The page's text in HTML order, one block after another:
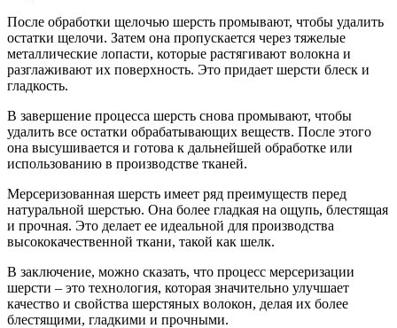
После обработки щелочью шерсть промывают, чтобы удалить
остатки щелочи. Затем она пропускается через тяжелые
металлические лопасти, которые растягивают волокна и
разглаживают их поверхность. Это придает шерсти блеск и
гладкость.
В завершение процесса шерсть снова промывают, чтобы
удалить все остатки обрабатывающих веществ. После этого
она высушивается и готова к дальнейшей обработке или
использованию в производстве тканей.
Мерсеризованная шерсть имеет ряд преимуществ перед
натуральной шерстью. Она более гладкая на ощупь, блестящая
и прочная. Это делает ее идеальной для производства
высококачественной ткани, такой как шелк.
В заключение, можно сказать, что процесс мерсеризации
шерсти – это технология, которая значительно улучшает
качество и свойства шерстяных волокон, делая их более
блестящими, гладкими и прочными.